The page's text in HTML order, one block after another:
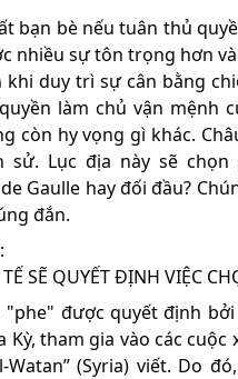
bạn bè nếu tuân thủ
nhiều sự tôn trọng hơn
duy trì sự cân bằng
làm chủ vận mệnh
còn hy vọng gì khác.
Lục địa này sẽ chọn
Gaulle hay đối đầu?
đắn.
SẼ QUYẾT ĐỊNH VIỆC
"phe" được quyết định
Kỳ, tham gia vào các cuộc
(Syria) viết. Do